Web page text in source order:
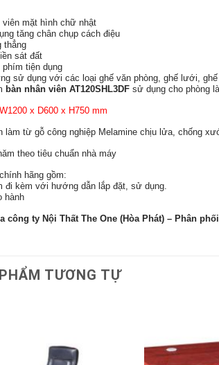
mặt hình chữ nhật
tăng chân chụp cách điệu
sát đất
tiện dụng
sử dụng với các loại ghế văn phòng, ghế lưới, ghế
bàn nhân viên AT120SHL3DF sử dụng cho phòng
W1200 x D600 x H750 mm
làm từ gỗ công nghiệp Melamine chịu lửa, chống
theo tiêu chuẩn nhà máy
hãng gồm:
kèm với hướng dẫn lắp đặt, sử dụng.
hành
công ty Nội Thất The One (Hòa Phát) – Phân
TƯƠNG TỰ